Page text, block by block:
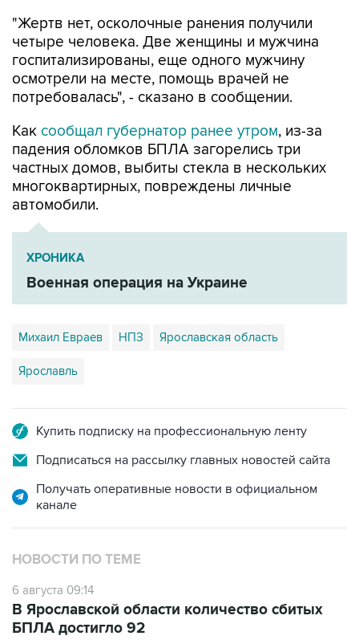
"Жертв нет, осколочные ранения получили
четыре человека. Две женщины и мужчина
госпитализированы, еще одного мужчину
осмотрели на месте, помощь врачей не
потребовалась", - сказано в сообщении.
Как сообщал губернатор ранее утром, из-за
падения обломков БПЛА загорелись три
частных домов, выбиты стекла в нескольких
многоквартирных, повреждены личные
автомобили.
ХРОНИКА
Военная операция на Украине
Михаил Евраев НПЗ Ярославская область
Ярославль
Купить подписку на профессиональную ленту
Подписаться на рассылку главных новостей сайта
Получать оперативные новости в официальном
канале
НОВОСТИ ПО ТЕМЕ
6 августа 09:14
В Ярославской области количество сбитых
БПЛА достигло 92